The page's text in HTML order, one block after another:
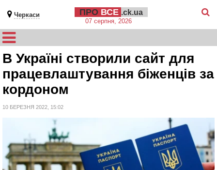
Черкаси ПРО ВСЕ .ck.ua
07 серпня, 2026
В Україні створили сайт для
працевлаштування біженців за
кордоном
10 БЕРЕЗНЯ 2022, 15:02